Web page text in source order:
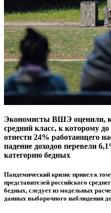
Экономисты ВШЭ оценили,
средний класс, к которому
отнести 24% работающего
падение доходов перевели
категорию бедных
Пандемический кризис привел к
представителей российского
бедных, следует из модельных
данных выборочного наблюдения